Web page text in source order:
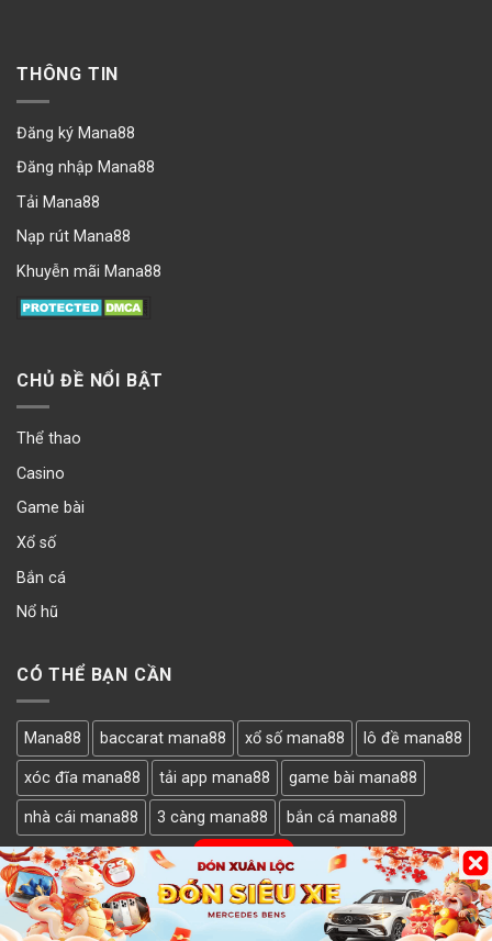
THÔNG TIN
Đăng ký Mana88
Đăng nhập Mana88
Tải Mana88
Nạp rút Mana88
Khuyễn mãi Mana88
CHỦ ĐỀ NỔI BẬT
Thể thao
Casino
Game bài
Xổ số
Bắn cá
Nổ hũ
CÓ THỂ BẠN CẦN
Mana88 baccarat mana88 xổ số mana88 lô đề mana88
xóc đĩa mana88 tải app mana88 game bài mana88
nhà cái mana88 3 càng mana88 bắn cá mana88
LẤY MÃ